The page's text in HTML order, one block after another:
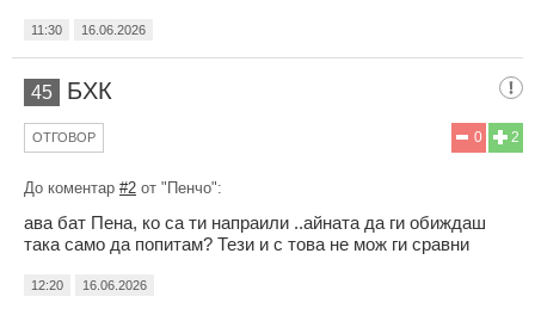
11:30 16.06.2026
45 БХК
2
0
ОТГОВОР
До коментар #2 от "Пенчо":
ава бат Пена, ко са ти напраили ..айната да ги обиждаш
така само да попитам? Тези и с това не мож ги сравни
12:20 16.06.2026